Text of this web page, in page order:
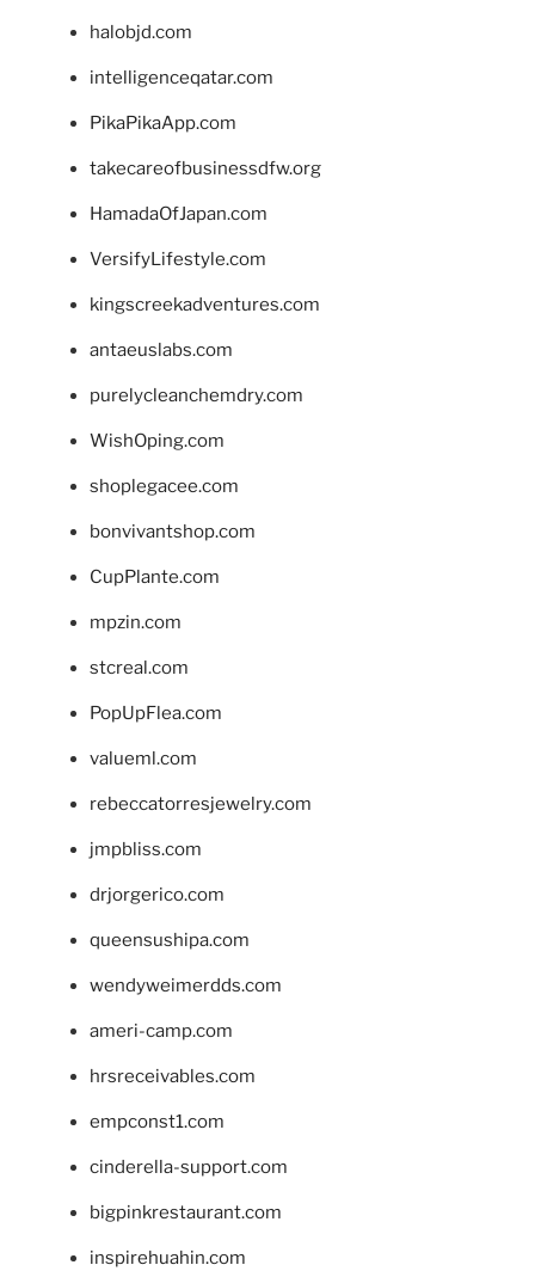
halobjd.com
intelligenceqatar.com
PikaPikaApp.com
takecareofbusinessdfw.org
HamadaOfJapan.com
VersifyLifestyle.com
kingscreekadventures.com
antaeuslabs.com
purelycleanchemdry.com
WishOping.com
shoplegacee.com
bonvivantshop.com
CupPlante.com
mpzin.com
stcreal.com
PopUpFlea.com
valueml.com
rebeccatorresjewelry.com
jmpbliss.com
drjorgerico.com
queensushipa.com
wendyweimerdds.com
ameri-camp.com
hrsreceivables.com
empconst1.com
cinderella-support.com
bigpinkrestaurant.com
inspirehuahin.com